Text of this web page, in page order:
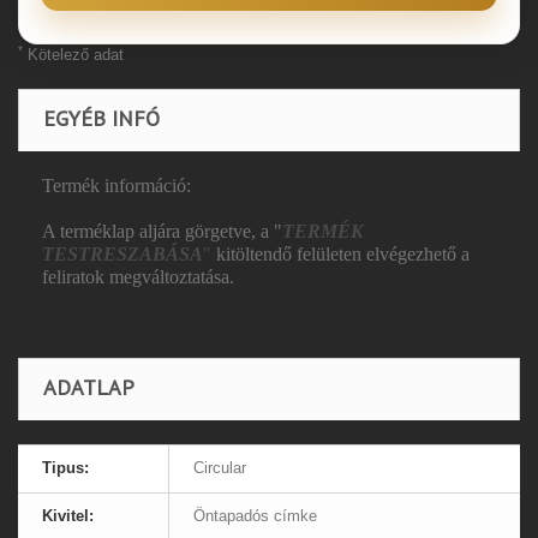
* Kötelező adat
EGYÉB INFÓ
Termék információ:
A terméklap aljára görgetve, a "TERMÉK
TESTRESZABÁSA" kitöltendő felületen elvégezhető a
feliratok megváltoztatása.
ADATLAP
Tipus: Circular
Kivitel: Öntapadós címke